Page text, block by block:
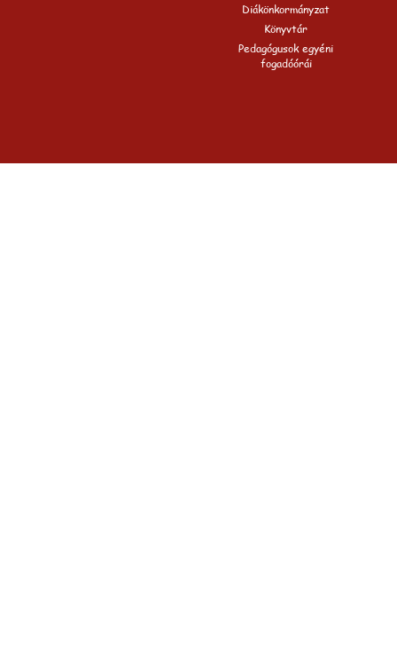
Diákönkormányzat
Könyvtár
Pedagógusok egyéni
fogadóórái